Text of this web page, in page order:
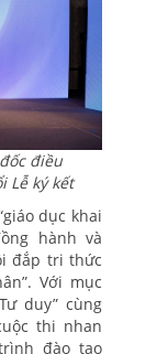
điều
Lễ ký kết
dục khai
hành và
đắp tri thức
Với mục
duy” cùng
thi nhan
đào tạo